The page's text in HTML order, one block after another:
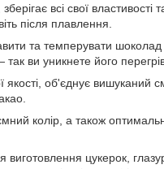
всі свої властивості
після плавлення.
та темперувати шоколад
ви уникнете його
об'єднує вишуканий
колір, а також
виготовлення цукерок,